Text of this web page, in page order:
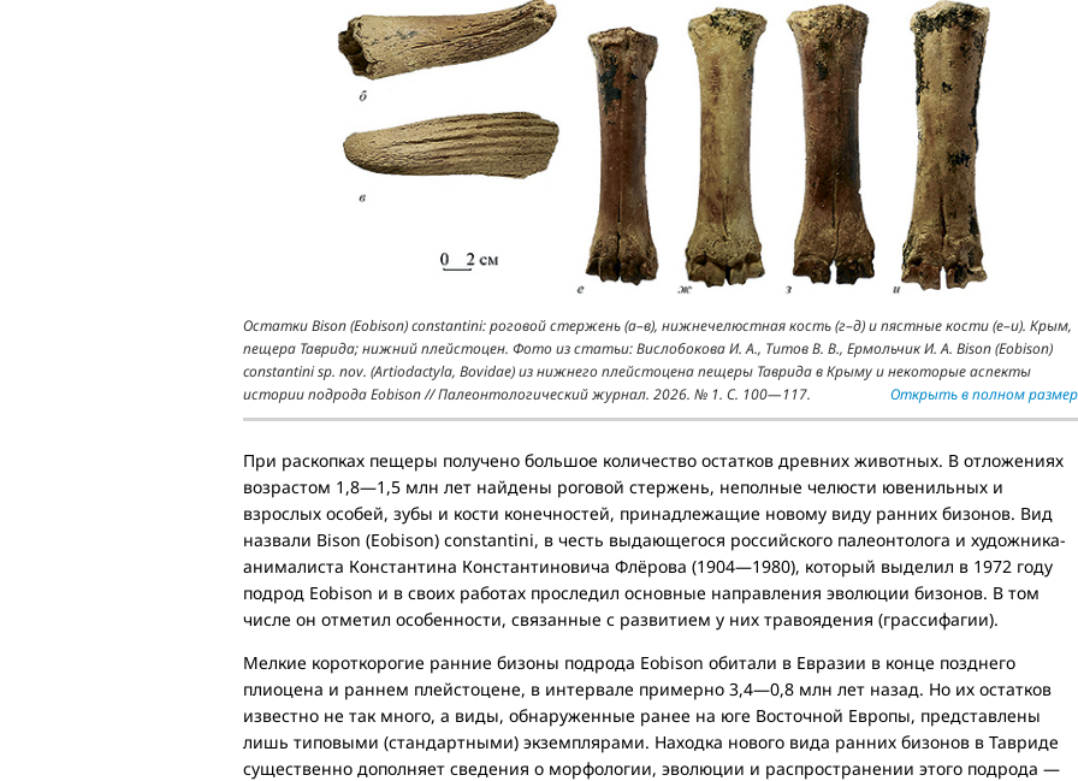
Остатки Bison (Eobison) constantini: роговой стержень (а–в), нижнечелюстная кость (г–д) и пястные кости (е–и). Крым,
пещера Таврида; нижний плейстоцен. Фото из статьи: Вислобокова И. А., Титов В. В., Ермольчик И. А. Bison (Eobison)
constantini sp. nov. (Artiodactyla, Bovidae) из нижнего плейстоцена пещеры Таврида в Крыму и некоторые аспекты
истории подрода Eobison // Палеонтологический журнал. 2026. № 1. С. 100—117.
Открыть в полном
При раскопках пещеры получено большое количество остатков древних животных. В отложениях
возрастом 1,8—1,5 млн лет найдены роговой стержень, неполные челюсти ювенильных и
взрослых особей, зубы и кости конечностей, принадлежащие новому виду ранних бизонов. Вид
назвали Bison (Eobison) constantini, в честь выдающегося российского палеонтолога и художника-
анималиста Константина Константиновича Флёрова (1904—1980), который выделил в 1972 году
подрод Eobison и в своих работах проследил основные направления эволюции бизонов. В том
числе он отметил особенности, связанные с развитием у них травоядения (грассифагии).
Мелкие короткорогие ранние бизоны подрода Eobison обитали в Евразии в конце позднего
плиоцена и раннем плейстоцене, в интервале примерно 3,4—0,8 млн лет назад. Но их остатков
известно не так много, а виды, обнаруженные ранее на юге Восточной Европы, представлены
лишь типовыми (стандартными) экземплярами. Находка нового вида ранних бизонов в Тавриде
существенно дополняет сведения о морфологии, эволюции и распространении этого подрода —